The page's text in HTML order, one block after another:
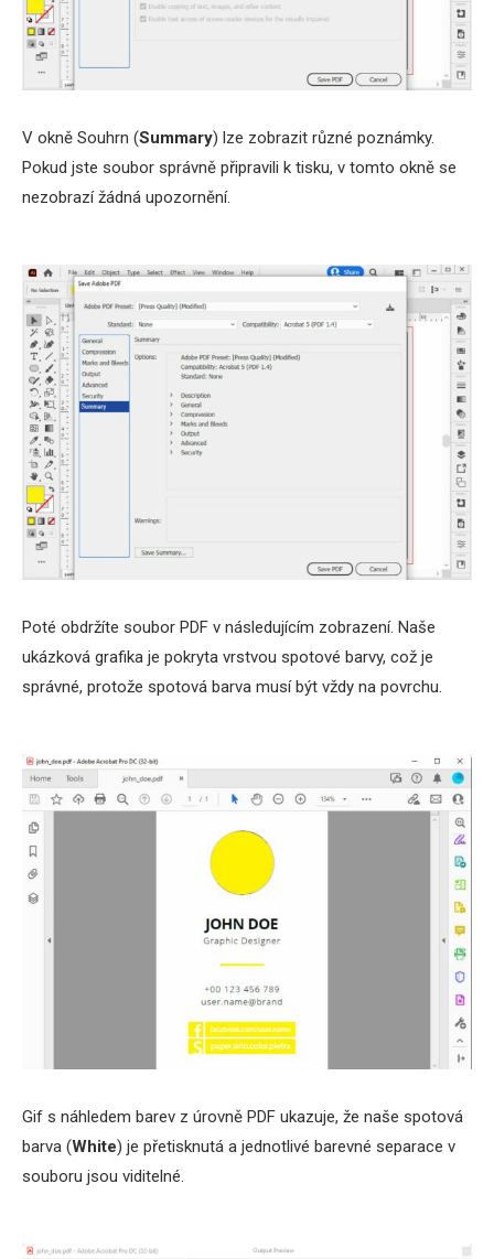
V okně Souhrn (Summary) lze zobrazit různé poznámky.
Pokud jste soubor správně připravili k tisku, v tomto okně se
nezobrazí žádná upozornění.
Poté obdržíte soubor PDF v následujícím zobrazení. Naše
ukázková grafika je pokryta vrstvou spotové barvy, což je
správné, protože spotová barva musí být vždy na povrchu.
Gif s náhledem barev z úrovně PDF ukazuje, že naše spotová
barva (White) je přetisknutá a jednotlivé barevné separace v
souboru jsou viditelné.